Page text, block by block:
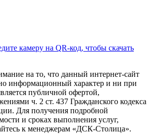
камеру на QR-код, чтобы скачать
на то, что данный интернет-сайт
информационный характер и ни при
публичной офертой,
ч. 2 ст. 437 Гражданского кодекса
Для получения подробной
и сроках выполнения услуг,
к менеджерам «ДСК-Столица».